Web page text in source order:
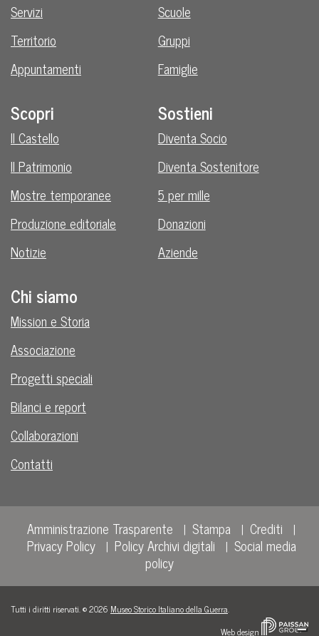
Servizi
Territorio
Appuntamenti
Scuole
Gruppi
Famiglie
Scopri
Il Castello
Il Patrimonio
Mostre temporanee
Produzione editoriale
Notizie
Sostieni
Diventa Socio
Diventa Sostenitore
5 per mille
Donazioni
Aziende
Chi siamo
Mission e Storia
Associazione
Progetti speciali
Bilanci e report
Collaborazioni
Contatti
Amministrazione Trasparente Stampa
Crediti
Privacy Policy
Policy Archivi digitali
Social media
policy
Tutti i diritti riservati. © 2026 Museo Storico Italiano della Guerra.
Web design